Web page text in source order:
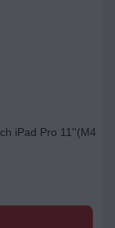
iPad Pro 11''(M4